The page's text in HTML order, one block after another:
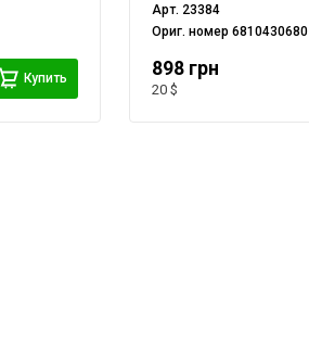
Купить
Арт. 23384
Ориг. номер6810430680
898 грн
20 $